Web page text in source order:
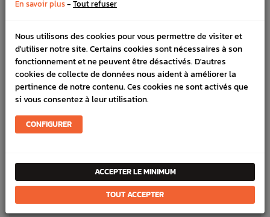
1,35 €
W140007
adaptable
Adaptable Subaru WRX STI 01-14 BRZ 13-
19
0,90 € 
W140059 Clips pare choc avant STI/WRX 08-14
2,99 € 
57707F / 57707G
57780 Joint pare-choc avant SUBARU WRX/STI
08-14
11,60 € 
57707AE
En savoir plus- Tout refuser
Nous utilisons des cookies pour vous permettre de visiter et
d'utiliser notre site. Certains cookies sont nécessaires à son
fonctionnement et ne peuvent être désactivés. D'autres
cookies de collecte de données nous aident à améliorer la
pertinence de notre contenu. Ces cookies ne sont activés que
si vous consentez à leur utilisation.
CONFIGURER
ACCEPTER LE MINIMUM
TOUT ACCEPTER